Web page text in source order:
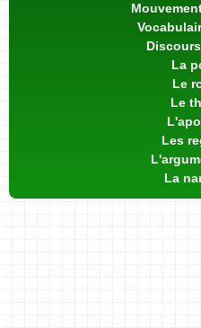
La
Le
Le
Les
La